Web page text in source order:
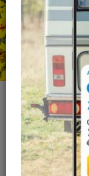
Kategorie
Alle Kategorien
Arbeit /